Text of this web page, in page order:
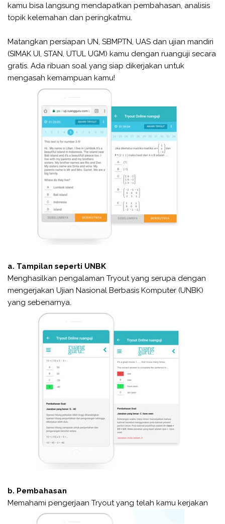
kamu bisa langsung mendapatkan pembahasan, analisis
topik kelemahan dan peringkatmu.
Matangkan persiapan UN, SBMPTN, UAS dan ujian mandiri
(SIMAK UI, STAN, UTUL UGM) kamu dengan ruanguji secara
gratis. Ada ribuan soal yang siap dikerjakan untuk
mengasah kemampuan kamu!
a. Tampilan seperti UNBK
Menghasilkan pengalaman Tryout yang serupa dengan
mengerjakan Ujian Nasional Berbasis Komputer (UNBK)
yang sebenarnya.
b. Pembahasan
Memahami pengerjaan Tryout yang telah kamu kerjakan